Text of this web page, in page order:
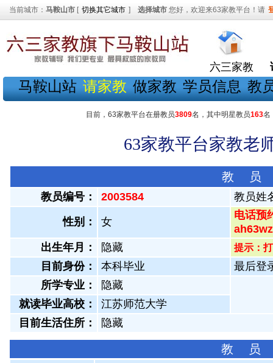
当前城市： 马鞍山市 [ 切换其它城市 ] 选择城市 您好，欢迎来63家教平台！请
六三家教
马鞍山站 请家教 做家教 学员信息 教
目前，63家教平台在册教员3809名，其中明星教员163名
63家教平台家教老
教 员
教员编号： 2003584 教员姓
性别： 女
电话预
出生年月：
隐藏 提示：
目前身份： 本科毕业
最后登
所学专业：
隐藏
就读毕业高校：
江苏师范大学
目前生活住所：
隐藏
教 员